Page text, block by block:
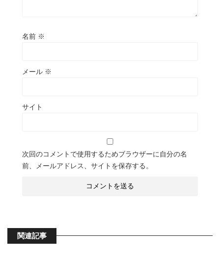
名前 ※
メール ※
サイト
次回のコメントで使用するためブラウザーに自分の名
前、メールアドレス、サイトを保存する。
関連記事